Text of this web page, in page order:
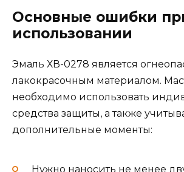
Основные ошибки
использовании
Эмаль ХВ-0278 является
лакокрасочным материалом.
необходимо использовать
средства защиты, а также
дополнительные моменты:
Нужно наносить не менее